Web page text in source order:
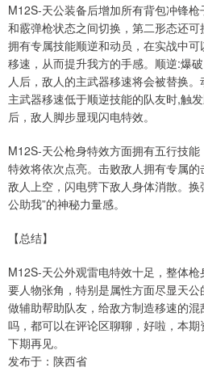
M12S-天公装备后增加所有背包冲锋
和霰弹枪状态之间切换，第二形态还
拥有专属技能顺逆和动员，在实战中
移速，从而提升我方的手感。顺逆:爆
人后，敌人的主武器移速将会被替换
主武器移速低于顺逆技能的队友时,触
后，敌人脚步显现闪电特效。
M12S-天公枪身特效方面拥有五行技
特效将依次点亮。击败敌人拥有专属
敌人上空，闪电劈下敌人身体消散。
公助我”的神秘力量感。
【总结】
M12S-天公外观雷电特效十足，整体
要人物张角，特别是属性方面尽显天
做辅助帮助队友，给敌方制造移速的
吗，都可以在评论区聊聊，好啦，本
下期再见。
发布于：陕西省